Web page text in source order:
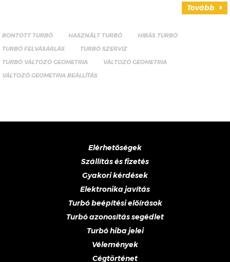
Tovább
BONTOTT TURBÓ HASZNÁLT TURBÓ
HIBÁS TURBÓ
TURBÓ FELVÁSÁRLÁS
TURBÓ SZERVIZ
TURBÓ VÁLTOZÓ GEOMETRIA
VÁLTOZÓ GEOMETRIA
VÁLTOZÓ GEOMETRIA BEÁLLÍTÁS
Elérhetőségek
Szállítás és fizetés
Gyakori kérdések
Elektronika javítás
Turbó beépítési előírások
Turbó azonosítás segédlet
Turbó hiba jelei
Vélemények
Cégtörténet